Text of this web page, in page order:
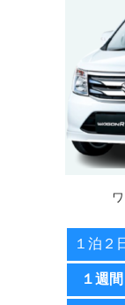
１泊２
１週間